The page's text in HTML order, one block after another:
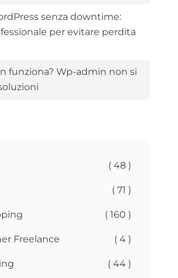
senza downtime:
per evitare perdita
funziona? Wp-admin non si
( 48 )
( 71 )
( 160 )
Freelance ( 4 )
( 44 )